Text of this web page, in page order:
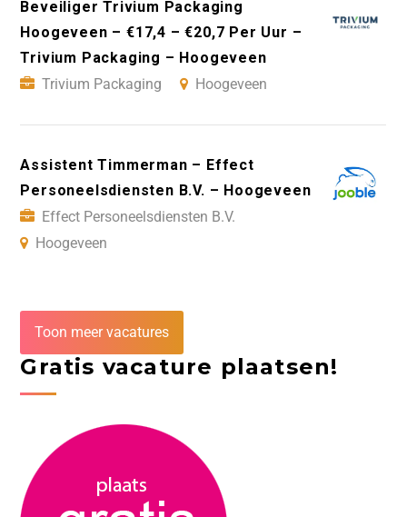
Beveiliger Trivium Packaging
Hoogeveen – €17,4 – €20,7 Per Uur –
Trivium Packaging – Hoogeveen
Trivium Packaging
Hoogeveen
Assistent Timmerman – Effect
Personeelsdiensten B.V. – Hoogeveen
Effect Personeelsdiensten B.V.
Hoogeveen
Toon meer vacatures
Gratis vacature plaatsen!